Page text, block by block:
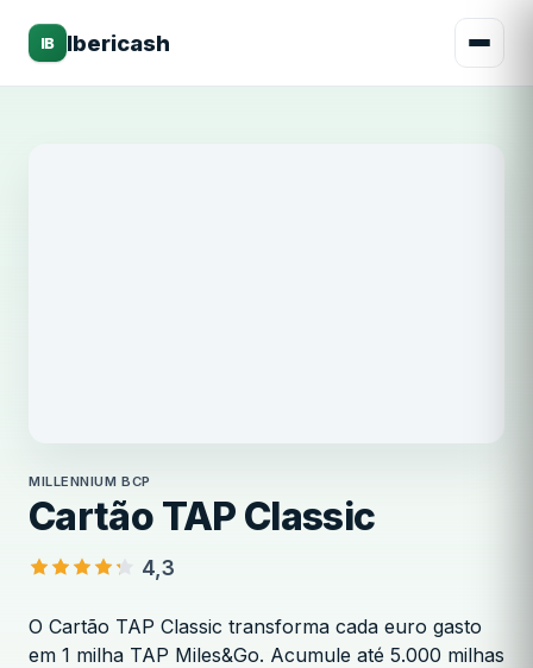
IB Ibericash
MILLENNIUM BCP
Cartão TAP Classic
4,3
O Cartão TAP Classic transforma cada euro gasto
em 1 milha TAP Miles&Go. Acumule até 5.000 milhas